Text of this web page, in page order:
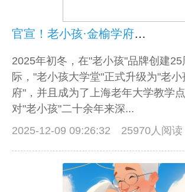
官宣！老小孩·金榆学府，正式成为上海老年大学教学点!
2025年初冬，在"老小孩"品牌创建25
际，"老小孩大学堂"正式升级为"老小
府"，并且成为了上海老年大学教学
对"老小孩"二十余年来深...
2025-12-09 09:26:32
25970人阅